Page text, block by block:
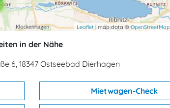
Leaflet | map data ©OpenStreetMap
in der Nähe
6, 18347 Ostseebad Dierhagen
Mietwagen-Check